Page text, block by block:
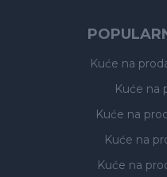
Kuće na
Kuće na
Kuće na
Kuće na
Kuće na